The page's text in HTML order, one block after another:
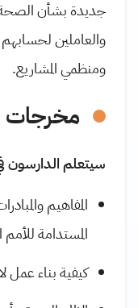
جديدة بشأن الصحة
والعاملين
ومنظمي المشاريع.
مخرجات
سيتعلم الدارسون
المفاهيم
المستدامة للأمم
كيفية بناء عمل